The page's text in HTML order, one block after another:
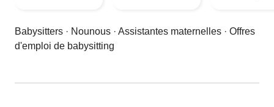
Babysitters · Nounous · Assistantes maternelles · Offres
d'emploi de babysitting